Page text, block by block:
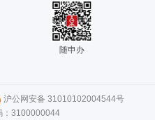
随申办
沪公网安备 31010102004544号
：3100000044